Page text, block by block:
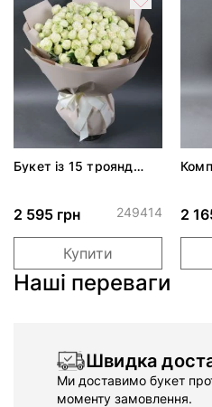
Букет із 15 троянд
2 595 грн 249414
Купити
2
Наші переваги
Швидка
Ми доставимо букет
моменту замовлення.